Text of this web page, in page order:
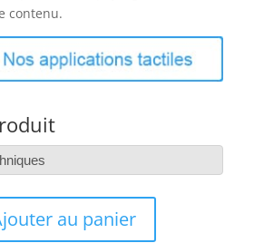
contenu.
au panier